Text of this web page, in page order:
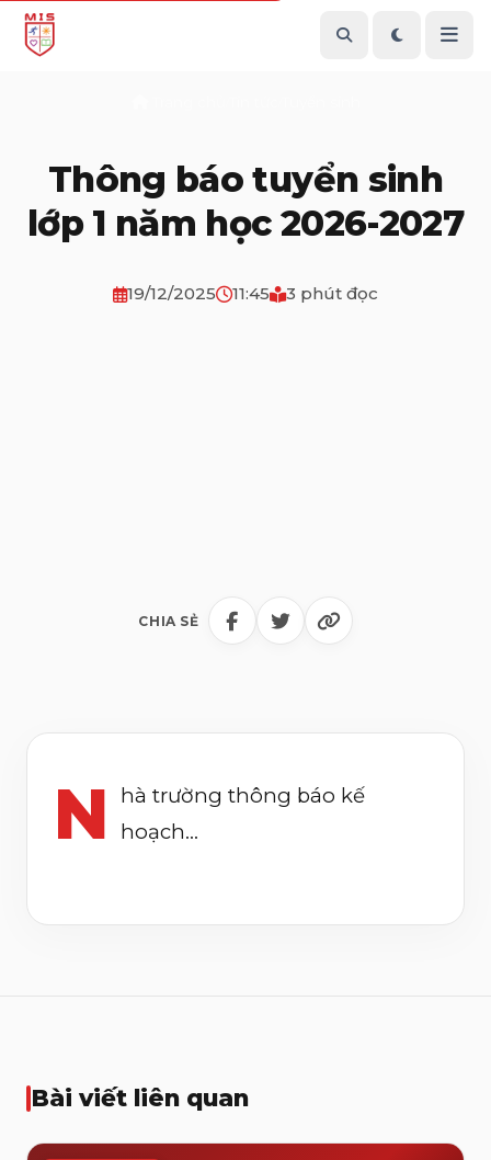
Thông báo tuyển sinh
lớp 1 năm học 2026-2027
19/12/2025 11:45 3 phút đọc
CHIA SẺ
N
hà trường thông báo kế
hoạch...
Bài viết liên quan